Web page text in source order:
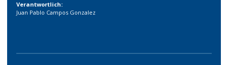
Verantwortlich:
Juan Pablo Campos Gonzalez